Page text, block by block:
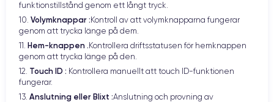
funktionstillstånd genom ett långt tryck.
10. Volymknappar : Kontroll av att volymknapparna fungerar
genom att trycka länge på dem.
11. Hem-knappen . Kontrollera driftsstatusen för hemknappen
genom att trycka länge på den.
12. Touch ID : Kontrollera manuellt att touch ID-funktionen
fungerar.
13. Anslutning eller Blixt :Anslutning och provning av